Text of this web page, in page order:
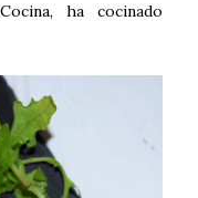
ha cocinado